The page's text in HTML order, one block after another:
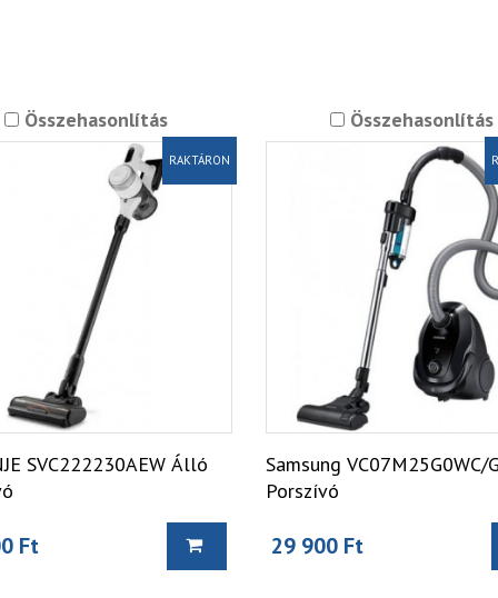
Összehasonlítás
RAKTÁRON
SVC222230AEW Álló
Ft
Összehasonlítás
Samsung VC07M25G0WC/
Porszívó
29 900 Ft